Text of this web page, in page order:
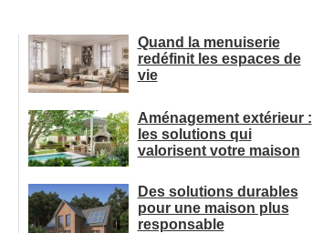
Quand la menuiserie
redéfinit les espaces de
vie
Aménagement extérieur :
les solutions qui
valorisent votre maison
Des solutions durables
pour une maison plus
responsable